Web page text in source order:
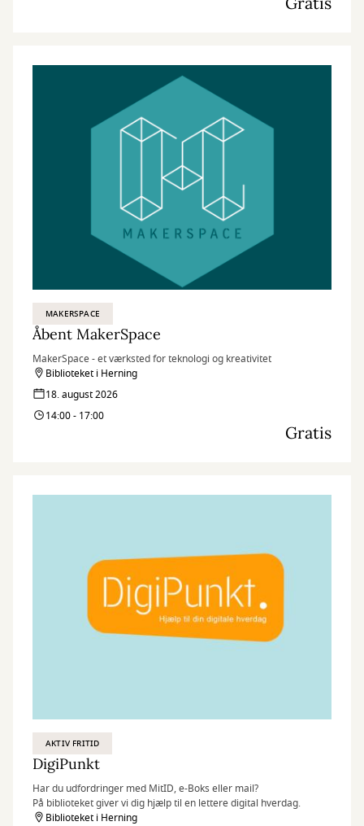
MAKERSPACE
Åbent MakerSpace
MakerSpace - et værksted for teknologi og kreativitet
Biblioteket i Herning
18. august 2026
14:00 - 17:00
Gratis
AKTIV FRITID
DigiPunkt
Har du udfordringer med MitID, e-Boks eller mail?
På biblioteket giver vi dig hjælp til en lettere digital hverdag.
Biblioteket i Herning